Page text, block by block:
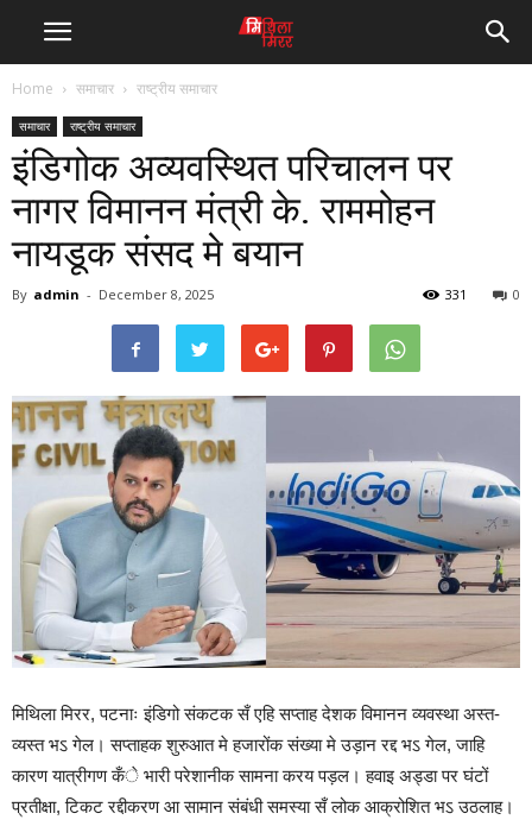
Home समाचार राष्ट्रीय समाचार
समाचार राष्ट्रीय समाचार
इंडिगोक अव्यवस्थित परिचालन पर
नागर विमानन मंत्री के. राममोहन
नायडूक संसद मे बयान
By admin - December 8, 2025 0
331
मिथिला मिरर, पटनाः इंडिगो संकटक सँ एहि सप्ताह देशक विमानन व्यवस्था अस्त-
व्यस्त भऽ गेल। सप्ताहक शुरुआत मे हजारोंक संख्या मे उड़ान रद्द भऽ गेल, जाहि
कारण यात्रीगण कँे भारी परेशानीक सामना करय पड़ल। हवाइ अड्डा पर घंटों
प्रतीक्षा, टिकट रद्दीकरण आ सामान संबंधी समस्या सँ लोक आक्रोशित भऽ उठलाह।